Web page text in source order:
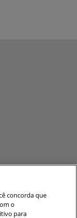
concorda que
o
para